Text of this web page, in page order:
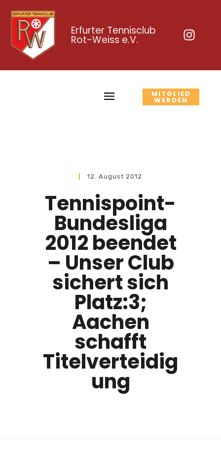
Erfurter Tennisclub
Rot-Weiss e.V.
MITGLIED
WERDEN
12. August 2012
Tennispoint-
Bundesliga
2012 beendet
– Unser Club
sichert sich
Platz:3;
Aachen
schafft
Titelverteidig
ung